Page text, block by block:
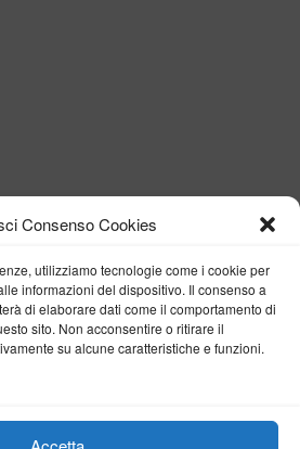
Consenso Cookies
utilizziamo tecnologie come i cookie per
informazioni del dispositivo. Il consenso a
di elaborare dati come il comportamento di
sito. Non acconsentire o ritirare il
su alcune caratteristiche e funzioni.
D'ONOFRIO